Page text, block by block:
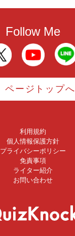
Follow Me
ページトップへ
利用規約
個人情報保護方針
プライバシーポリシー
免責事項
ライター紹介
お問い合わせ